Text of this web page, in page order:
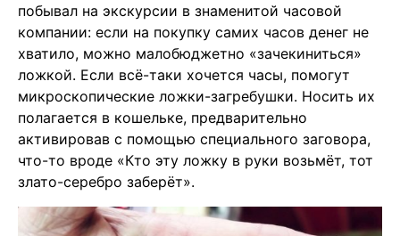
побывал на экскурсии в знаменитой часовой
компании: если на покупку самих часов денег не
хватило, можно малобюджетно «зачекиниться»
ложкой. Если всё-таки хочется часы, помогут
микроскопические ложки-загребушки. Носить их
полагается в кошельке, предварительно
активировав с помощью специального заговора,
что-то вроде «Кто эту ложку в руки возьмёт, тот
злато-серебро заберёт».